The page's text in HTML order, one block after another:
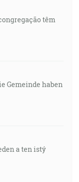
têm
Gemeinde haben
a ten istý